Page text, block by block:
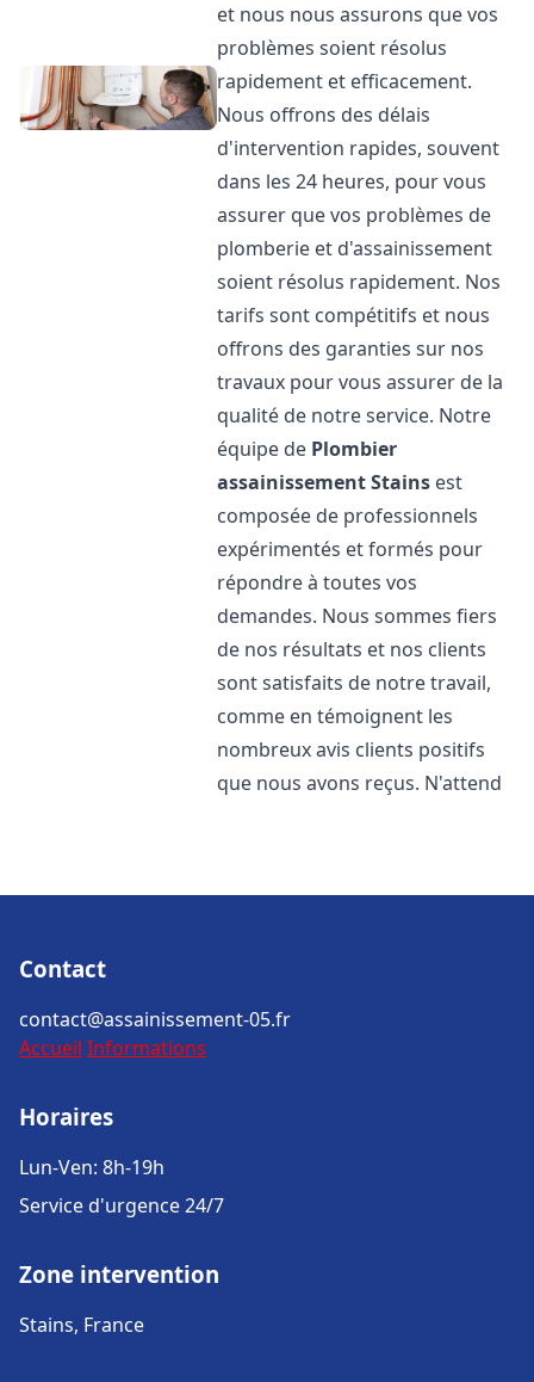
et nous nous assurons que vos
problèmes soient résolus
rapidement et efficacement.
Nous offrons des délais
d'intervention rapides, souvent
dans les 24 heures, pour vous
assurer que vos problèmes de
plomberie et d'assainissement
soient résolus rapidement. Nos
tarifs sont compétitifs et nous
offrons des garanties sur nos
travaux pour vous assurer de la
qualité de notre service. Notre
équipe de Plombier
assainissementStains est
composée de professionnels
expérimentés et formés pour
répondre à toutes vos
demandes. Nous sommes fiers
de nos résultats et nos clients
sont satisfaits de notre travail,
comme en témoignent les
nombreux avis clients positifs
que nous avons reçus. N'attend
Contact
contact@assainissement-05.fr
Accueil Informations
Horaires
Lun-Ven: 8h-19h
Service d'urgence 24/7
Zone intervention
Stains, France